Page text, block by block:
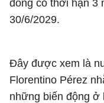
đồng có thời hạn 3
30/6/2029.
Đây được xem là
Florentino Pérez
những biến động ở